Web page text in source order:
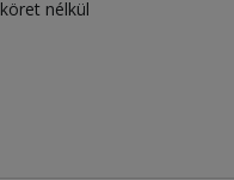
köret nélkül